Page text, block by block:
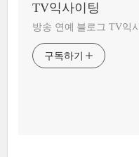
TV익사이팅
방송 연예 블로그 TV익
구독하기